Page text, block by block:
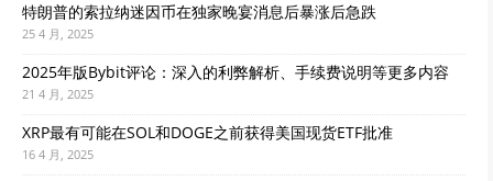
特朗普的索拉纳迷因币在独家晚宴消息后暴涨后急跌
25 4 月, 2025
2025年版Bybit评论：深入的利弊解析、手续费说明等更多内容
21 4 月, 2025
XRP最有可能在SOL和DOGE之前获得美国现货ETF批准
16 4 月, 2025